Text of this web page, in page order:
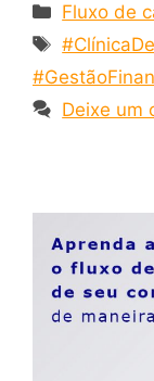
Fluxo de
Deixe um